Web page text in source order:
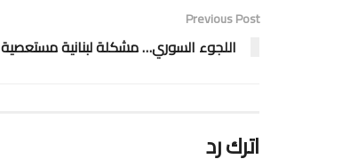
Previous Post
اللجوء السوري… مشكلة لبنانية مستعصية
اترك رد